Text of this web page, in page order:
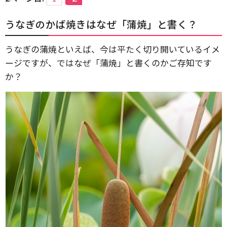
うなぎのかば焼きはなぜ「蒲焼」と書く？
うなぎの蒲焼といえば、今は平たく切り開いているイメ
ージですが、ではなぜ「蒲焼」と書くのかご存知です
か？